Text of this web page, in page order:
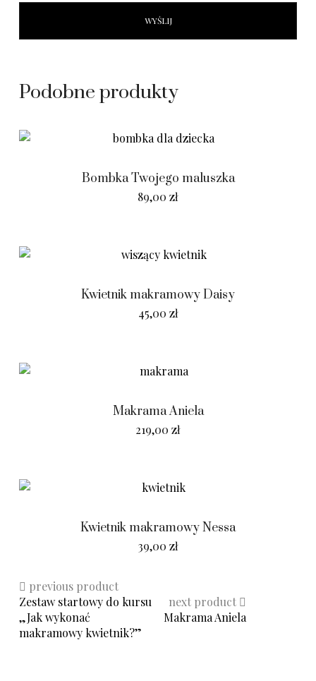
Podobne produkty
Bombka Twojego maluszka
89,00 zł
Kwietnik makramowy Daisy
45,00 zł
Makrama Aniela
219,00 zł
Kwietnik makramowy Nessa
39,00 zł
previous product
Zestaw startowy do kursu
„Jak wykonać
makramowy kwietnik?”
next product
Makrama Aniela